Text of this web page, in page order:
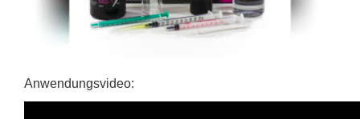
Anwendungsvideo: